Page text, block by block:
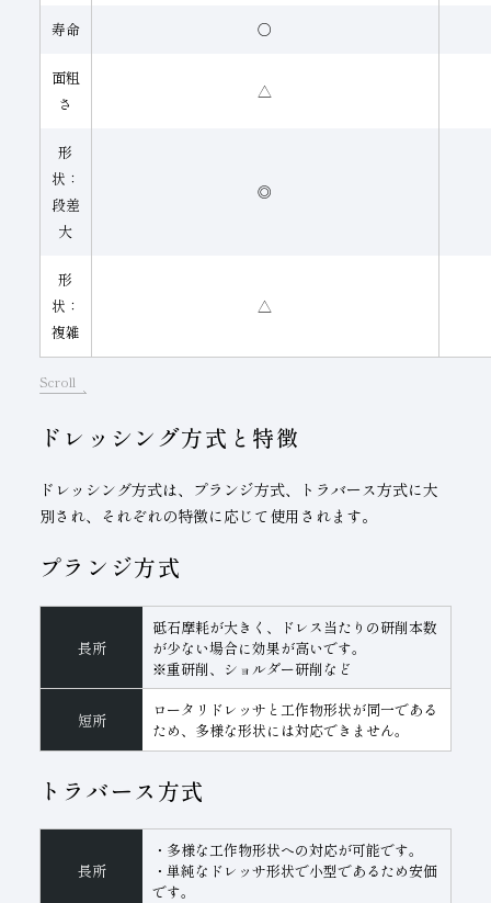
寿命 ○
面粗
さ
△
形
状：
段差
大
◎
形
状：
複雑
△
Scroll
ドレッシング方式と特徴
ドレッシング方式は、プランジ方式、トラバース方式に大
別され、それぞれの特徴に応じて使用されます。
プランジ方式
長所
砥石摩耗が大きく、ドレス当たりの研削本数
が少ない場合に効果が高いです。
※重研削、ショルダー研削など
短所
ロータリドレッサと工作物形状が同一である
ため、多様な形状には対応できません。
トラバース方式
長所
・多様な工作物形状への対応が可能です。
・単純なドレッサ形状で小型であるため安価
です。